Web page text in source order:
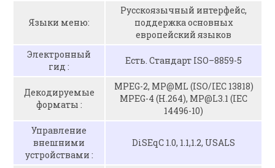
Языки меню:
Русскоязычный интерфейс,
поддержка основных
европейский языков
Электронный
гид :
Есть. Стандарт ISO–8859-5
Декодируемые
форматы :
MPEG-2, MP@ML (ISO/IEC 13818)
MPEG-4 (H.264), MP@L3.1 (IEC
14496-10)
Управление
внешними
устройствами :
DiSEqC 1.0, 1.1,1.2, USALS